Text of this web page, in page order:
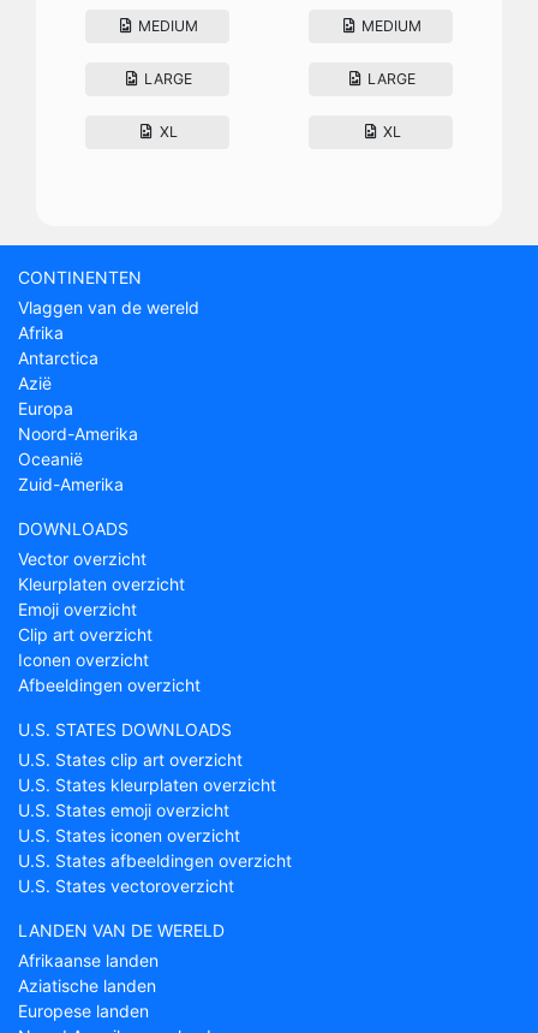
MEDIUM
LARGE
XL
MEDIUM
LARGE
XL
CONTINENTEN
Vlaggen van de wereld
Afrika
Antarctica
Azië
Europa
Noord-Amerika
Oceanië
Zuid-Amerika
DOWNLOADS
Vector overzicht
Kleurplaten overzicht
Emoji overzicht
Clip art overzicht
Iconen overzicht
Afbeeldingen overzicht
U.S. STATES DOWNLOADS
U.S. States clip art overzicht
U.S. States kleurplaten overzicht
U.S. States emoji overzicht
U.S. States iconen overzicht
U.S. States afbeeldingen overzicht
U.S. States vectoroverzicht
LANDEN VAN DE WERELD
Afrikaanse landen
Aziatische landen
Europese landen